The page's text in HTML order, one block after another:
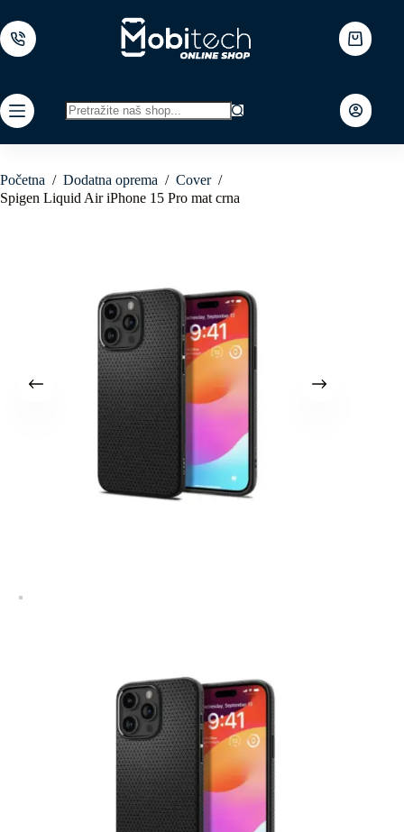
to
content
Shopping
cart
results
Početna / Dodatna oprema / Cover /
Spigen Liquid Air iPhone 15 Pro mat crna